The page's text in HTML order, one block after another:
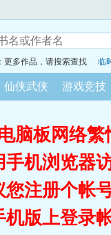
更多作品，请搜索查找 临
仙侠武侠 游戏竞技
脑板网络
手机浏览器
您注册个帐
机版上登录